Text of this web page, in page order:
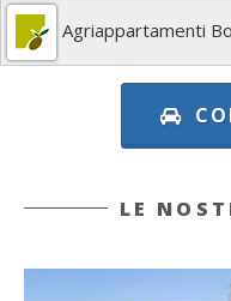
Agriappartamenti
LE